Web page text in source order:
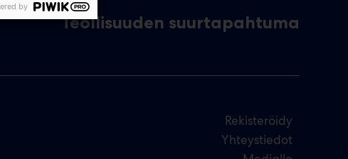
Teollisuuden suurtapahtuma
Rekisteröidy
Yhteystiedot
by